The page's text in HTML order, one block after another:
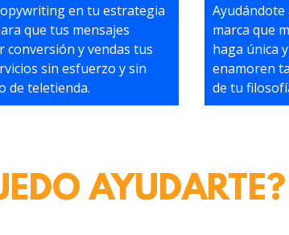
en tu estrategia
que tus mensajes
conversión y vendas tus
sin esfuerzo y sin
de teletienda.
marca que
haga única
enamoren
de tu
AYUDARTE?